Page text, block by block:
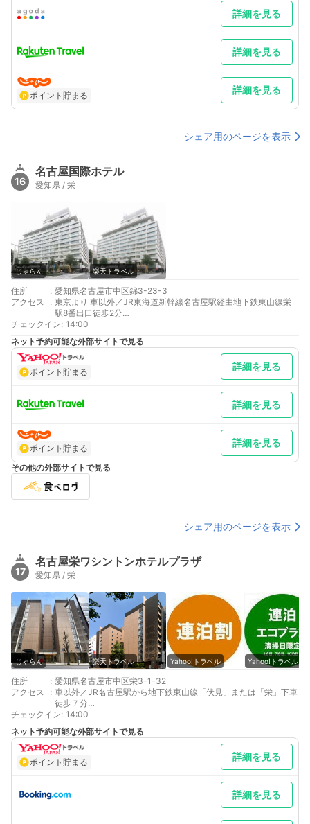
詳細を見る
詳細を見る
ポイント貯まる 詳細を見る
シェア用のページを表示
16
名古屋国際ホテル
愛知県 / 栄
じゃらん 楽天トラベル
住所 : 愛知県名古屋市中区錦3-23-3
アクセス
: 東京より 車以外／JR東海道新幹線名古屋駅経由地下鉄東山線栄
駅8番出口徒歩2分
最寄り駅１ 栄
補足 車／駐車場は全て契約駐車場となりますので、料金は駐車場
ごとに異なります。また、どちらの駐車場もご予約は承れません
のでご了承お願い申し上げます。
チェックイン: 14:00
ネット予約可能な外部サイトで見る
ポイント貯まる 詳細を見る
詳細を見る
ポイント貯まる 詳細を見る
その他の外部サイトで見る
シェア用のページを表示
17
名古屋栄ワシントンホテルプラザ
愛知県 / 栄
じゃらん 楽天トラベル Yahoo!トラベル Yahoo!トラベル
住所 : 愛知県名古屋市中区栄3-1-32
アクセス
: 車以外／JR名古屋駅から地下鉄東山線「伏見」または「栄」下車
徒歩７分
最寄り駅１ 伏見
最寄り駅２ 栄
補足 車／機械式立体駐車場車。ご到着順26台(予約不可)。車高
1.55ｍ、タイヤ外幅1.8ｍ、車長5.3ｍを越える車は入庫できませ
ん。満車時や非対応車の場合は、周辺の有料駐車場(お客様現地精
算)をご紹介しております(ご紹介駐車場の料金は一晩で1500円～
2000円前後) 車以外／名古屋駅から伏見は１駅、栄は２駅目。タ
クシーでは約１０分
チェックイン: 14:00
ネット予約可能な外部サイトで見る
ポイント貯まる 詳細を見る
詳細を見る